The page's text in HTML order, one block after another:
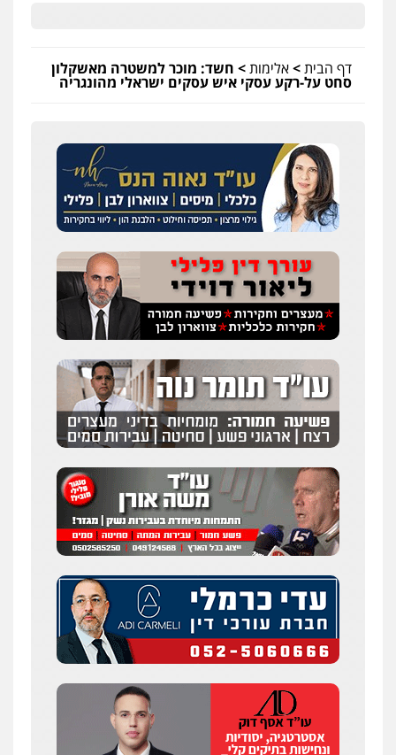
דף הבית>אלימות> חשד: מוכר למשטרה מאשקלון
סחט על-רקע עסקי איש עסקים ישראלי מהונגריה